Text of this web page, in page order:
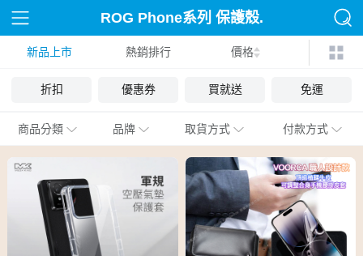
ROG Phone系列 保護殼.
新品上市 熱銷排行 價格
折扣 優惠券 買就送 免運
商品分類 品牌 取貨方式 付款方式